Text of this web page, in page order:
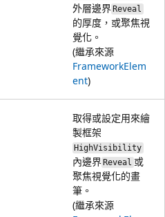
外層邊界Reveal
的厚度，或聚焦視
覺化。
(繼承來源
FrameworkElem
ent)
取得或設定用來繪
製框架
HighVisibility
內邊界Reveal 或
聚焦視覺化的畫
筆。
(繼承來源